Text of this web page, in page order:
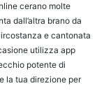
cerano molte
dall’altra brano da
e cantonata
utilizza app
potente di
la tua direzione per